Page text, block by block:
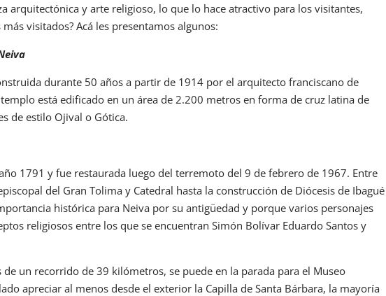
arquitectónica y arte religioso, lo que lo hace atractivo para los visitantes,
visitados? Acá les presentamos algunos:
durante 50 años a partir de 1914 por el arquitecto franciscano de
está edificado en un área de 2.200 metros en forma de cruz latina de
de estilo Ojival o Gótica.
1791 y fue restaurada luego del terremoto del 9 de febrero de 1967. Entre
del Gran Tolima y Catedral hasta la construcción de Diócesis de Ibagué
histórica para Neiva por su antigüedad y porque varios personajes
religiosos entre los que se encuentran Simón Bolívar Eduardo Santos y
de un recorrido de 39 kilómetros, se puede en la parada para el Museo
apreciar al menos desde el exterior la Capilla de Santa Bárbara, la mayoría